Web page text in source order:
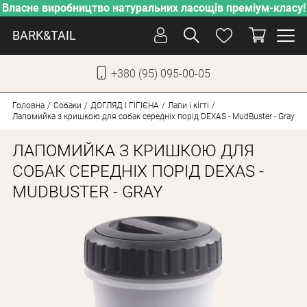
Власне виробництво натуральних ласощів преміум-класу!
BARK&TAIL
+380 (95) 095-00-05
ДОГЛЯД
ПІКЛУВАННЯ
ВІД СПЕКИ
НОВИНКИ
ДЛЯ КОТІВ
Головна Собаки ДОГЛЯД І ГІГІЄНА
Лапи і кігті
Лапомийка з кришкою для собак середніх порід DEXAS - MudBuster - Gray
ЛАПОМИЙКА З КРИШКОЮ ДЛЯ
СОБАК СЕРЕДНІХ ПОРІД DEXAS -
MUDBUSTER - GRAY